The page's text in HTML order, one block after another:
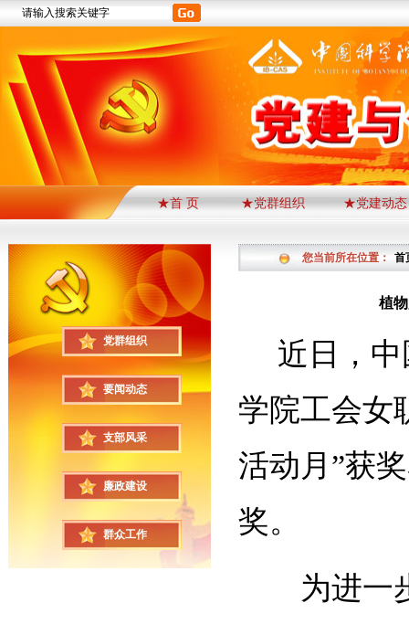
★首 页 ★党群组织 ★党建动态
党群组织
要闻动态
支部风采
廉政建设
群众工作
您当前所在位置： 首
植
近日，
学院工会女
活动月”获
奖。
为进一